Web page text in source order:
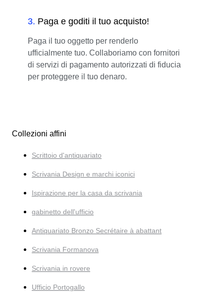
3. Paga e goditi il tuo acquisto!
Paga il tuo oggetto per renderlo
ufficialmente tuo. Collaboriamo con fornitori
di servizi di pagamento autorizzati di fiducia
per proteggere il tuo denaro.
Collezioni affini
Scrittoio d'antiquariato
Scrivania Design e marchi iconici
Ispirazione per la casa da scrivania
gabinetto dell'ufficio
Antiquariato Bronzo Secrétaire à abattant
Scrivania Formanova
Scrivania in rovere
Ufficio Portogallo